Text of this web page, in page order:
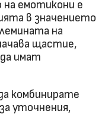
емотикони е
в значението
на
щастие,
имат
комбинирате
уточнения,